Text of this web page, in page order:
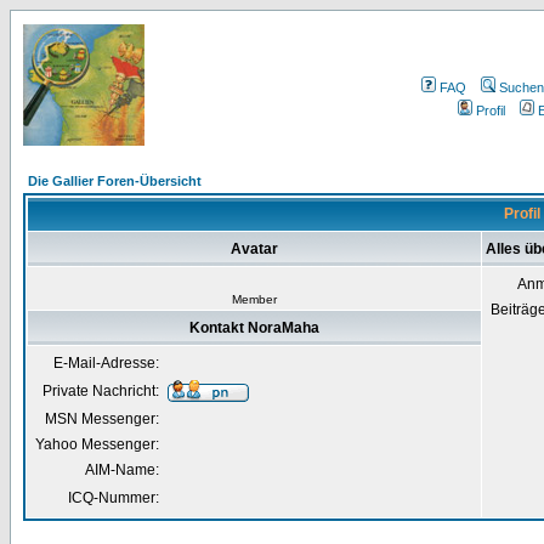
FAQ
Suchen
Profil
Die Gallier Foren-Übersicht
Profil
Avatar Alles
Member
Kontakt NoraMaha
E-Mail-Adresse:
Private Nachricht:
MSN Messenger:
Yahoo Messenger:
AIM-Name:
ICQ-Nummer: